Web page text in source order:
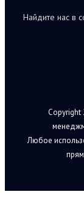
Найдите нас в
Copyright
Любое